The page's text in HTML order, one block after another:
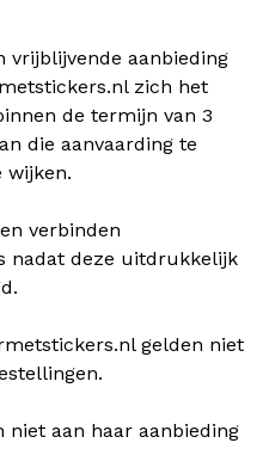
vrijblijvende aanbieding
zich het
de termijn van 3
die aanvaarding te
wijken.
verbinden
nadat deze uitdrukkelijk
gelden niet
niet aan haar aanbieding